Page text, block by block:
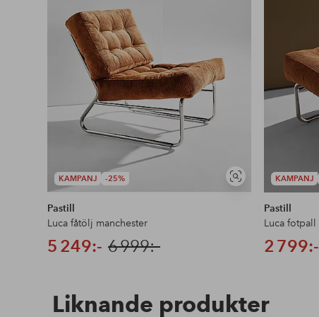
KAMPANJ -25%
Visa
liknande
Pastill
Luca fåtölj manchester
5 249:- 6 999:-
KAMPANJ
Pastill
Luca fotpall
2 799:-
Liknande produkter